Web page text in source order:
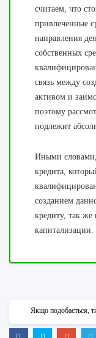
считаем, что
привлеченные
направления
собственных
связь между
активом и
поэтому
подлежит
Иными словами,
кредита,
созданием
кредиту, так
капитализации.
Якщо подобається,